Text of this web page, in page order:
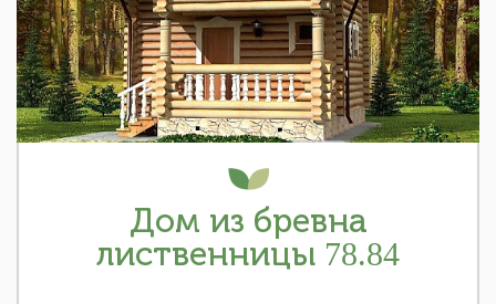
Дом из бревна
лиственницы 78.84